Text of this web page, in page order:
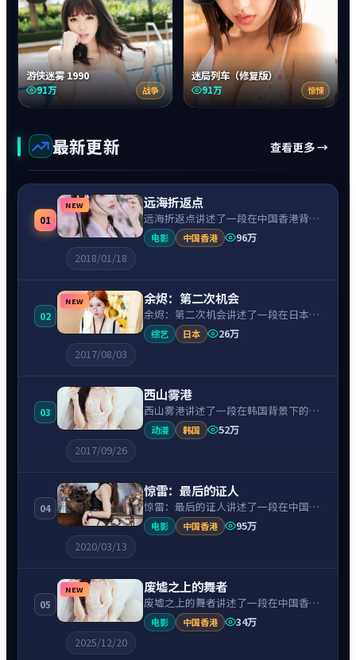
游侠迷雾 1990
91万 战争
迷局列车（修复版）
91万 惊悚
最新更新 查看更多 →
01
NEW 远海折返点
远海折返点讲述了一段在中国香港背景
下的爱情故事，围绕黄秋生饰演的主角
逐层展开，人物动机与命运转折相互牵
电影 中国香港
96万
2018/01/18
02
NEW 余烬：第二次机会
余烬：第二次机会讲述了一段在日本背
景下的科幻故事，围绕阿部宽饰演的主
角逐层展开，人物动机与命运转折相互
综艺 日本
26万
2017/08/03
03
西山雾港
西山雾港讲述了一段在韩国背景下的爱
情故事，围绕韩孝周饰演的主角逐层展
开，人物动机与命运转折相互牵引，节
动漫 韩国
52万
2017/09/26
04
惊雷：最后的证人
惊雷：最后的证人讲述了一段在中国香
港背景下的悬疑故事，围绕林家栋饰演
的主角逐层展开，人物动机与命运转折
电影 中国香港
95万
2020/03/13
05
NEW 废墟之上的舞者
废墟之上的舞者讲述了一段在中国香港
背景下的爱情故事，围绕林家栋饰演的
主角逐层展开，人物动机与命运转折相
电影 中国香港
34万
2025/12/20